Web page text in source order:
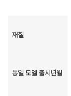
재질
동일 모델 출시년월